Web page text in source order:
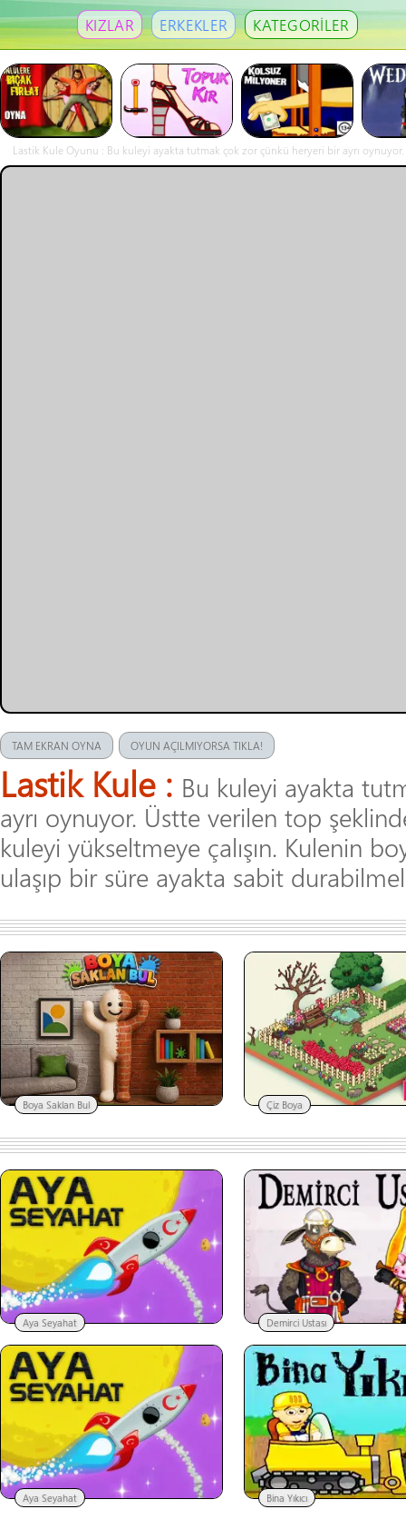
KIZLAR ERKEKLER KATEGORİLER
Lastik Kule Oyunu : Bu kuleyi ayakta tutmak çok zor çünkü heryeri bir ayrı
TAM EKRAN OYNA OYUN AÇILMIYORSA TIKLA!
Lastik Kule : Bu kuleyi ayakta
ayrı oynuyor. Üstte verilen top
kuleyi yükseltmeye çalışın. Kulenin
ulaşıp bir süre ayakta sabit
Boya Saklan Bul Çiz Boya
Aya Seyahat Demirci Ustası
Aya Seyahat Bina Yıkıcı